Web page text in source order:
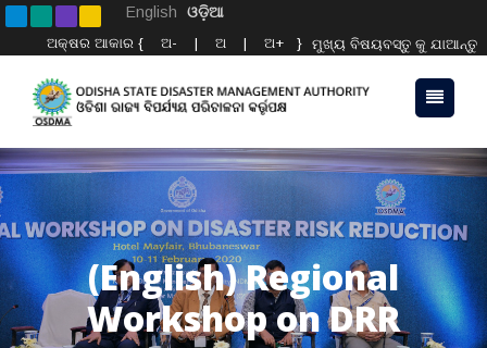
English ଓଡ଼ିଆ
ମୁଖ୍ୟ ବିଷୟବସ୍ତୁ କୁ ଯାଆନ୍ତୁ
ଅକ୍ଷର ଆକାର { ଅ- | ଅ | ଅ+ }
(English) Regional
Workshop on DRR